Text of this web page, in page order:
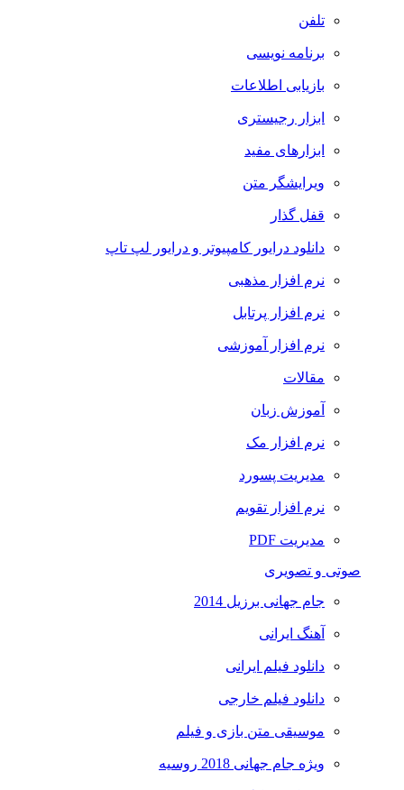
تلفن
برنامه نویسی
بازیابی اطلاعات
ابزار رجیستری
ابزارهای مفید
ویرایشگر متن
قفل گذار
دانلود درایور کامپیوتر و درایور لپ تاپ
نرم افزار مذهبی
نرم افزار پرتابل
نرم افزار آموزشی
مقالات
آموزش زبان
نرم افزار مک
مدیریت پسورد
نرم افزار تقویم
مدیریت PDF
صوتی و تصویری
جام جهانی برزیل 2014
آهنگ ایرانی
دانلود فیلم ایرانی
دانلود فیلم خارجی
موسیقی متن بازی و فیلم
ویژه جام جهانی 2018 روسیه